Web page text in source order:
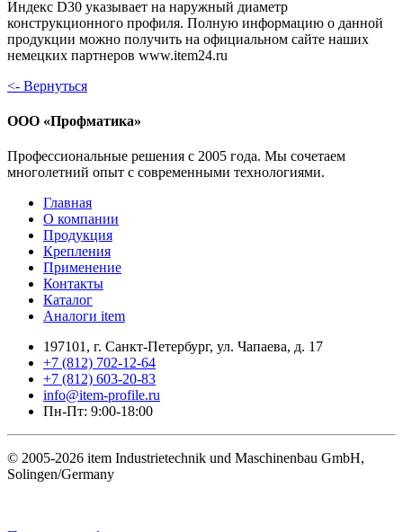
Индекс D30 указывает на наружный диаметр
конструкционного профиля. Полную информацию о данной
продукции можно получить на официальном сайте наших
немецких партнеров www.item24.ru
<- Вернуться
ООО «Профматика»
Профессиональные решения с 2005 года. Мы сочетаем
многолетний опыт с современными технологиями.
Главная
О компании
Продукция
Крепления
Применение
Контакты
Каталог
Аналоги item
197101, г. Санкт-Петербург, ул. Чапаева, д. 17
+7 (812) 702-12-64
+7 (812) 603-20-83
info@item-profile.ru
Пн-Пт: 9:00-18:00
© 2005-2026 item Industrietechnik und Maschinenbau GmbH,
Solingen/Germany